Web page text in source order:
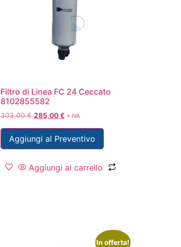
Filtro di Linea FC 24 Ceccato
8102855582
303,00€ 285,00€ + IVA
Aggiungi al Preventivo
Aggiungi al carrello
In offerta!